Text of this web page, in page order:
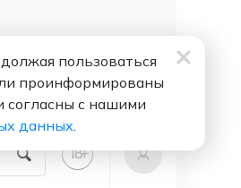
18+
пользоваться
проинформированы
согласны с нашими
данных.